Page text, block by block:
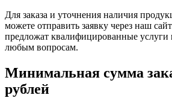
Для заказа и уточнения наличия
можете отправить заявку через наш
предложат квалифицированные
любым вопросам.
Минимальная сумма
рублей